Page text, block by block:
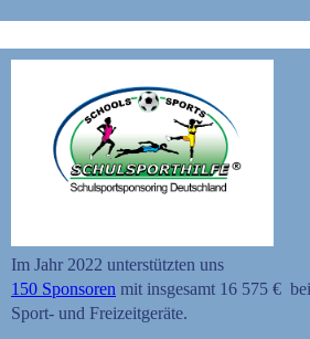
Im Jahr 2022 unterstützten uns
150 Sponsoren mit insgesamt 16 575 €
Sport- und Freizeitgeräte.